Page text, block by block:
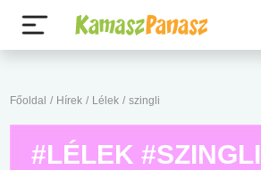
Főoldal / Hírek / Lélek / szingli
#LÉLEK #SZINGLI